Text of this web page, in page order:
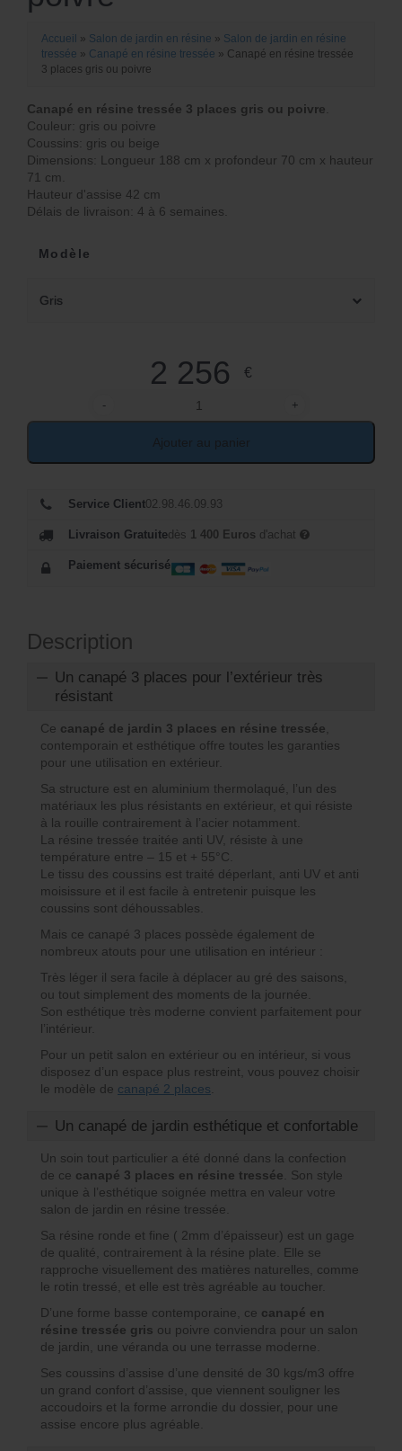
Accueil » Salon de jardin en résine » Salon de jardin en résine
tressée » Canapé en résine tressée » Canapé en résine tressée
3 places gris ou poivre
Canapé en résine tressée 3 places gris ou poivre
Couleur: gris ou poivre
Coussins: gris ou beige
Dimensions: Longueur 188 cm x profondeur 70 cm x hauteur
71 cm.
Hauteur d'assise 42 cm
Délais de livraison: 4 à 6 semaines.
Modèle
Gris
2 256 €
-
quantité de Canapé en résine tressée 3 places
+
Ajouter au panier
Service Client02.98.46.09.93
Livraison Gratuitedès 1 400 Euros d'achat
Paiement sécurisé
Description
Un canapé 3 places pour l’extérieur très
résistant
Ce canapé de jardin 3 places en résine tressée
contemporain et esthétique offre toutes les garanties
pour une utilisation en extérieur.
Sa structure est en aluminium thermolaqué, l’un des
matériaux les plus résistants en extérieur, et qui résiste
à la rouille contrairement à l’acier notamment.
La résine tressée traitée anti UV, résiste à une
température entre – 15 et + 55°C.
Le tissu des coussins est traité déperlant, anti UV et anti
moisissure et il est facile à entretenir puisque les
coussins sont déhoussables.
Mais ce canapé 3 places possède également de
nombreux atouts pour une utilisation en intérieur :
Très léger il sera facile à déplacer au gré des saisons,
ou tout simplement des moments de la journée.
Son esthétique très moderne convient parfaitement pour
l’intérieur.
Pour un petit salon en extérieur ou en intérieur, si vous
disposez d’un espace plus restreint, vous pouvez choisir
le modèle de canapé 2 places
Un canapé de jardin esthétique et confortable
Un soin tout particulier a été donné dans la confection
de ce canapé 3 places en résine tressée . Son style
unique à l’esthétique soignée mettra en valeur votre
salon de jardin en résine tressée.
Sa résine ronde et fine ( 2mm d’épaisseur) est un gage
de qualité, contrairement à la résine plate. Elle se
rapproche visuellement des matières naturelles, comme
le rotin tressé, et elle est très agréable au toucher.
D’une forme basse contemporaine, ce canapé en
résine tressée gris ou poivre conviendra pour un salon
de jardin, une véranda ou une terrasse moderne.
Ses coussins d’assise d’une densité de 30 kgs/m3 offre
un grand confort d’assise, que viennent souligner les
accoudoirs et la forme arrondie du dossier, pour une
assise encore plus agréable.